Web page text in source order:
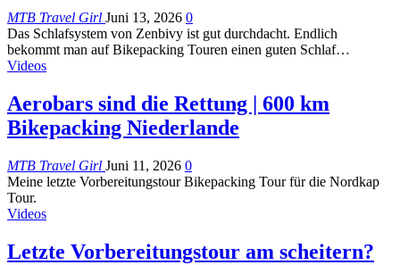
MTB Travel Girl Juni 13, 2026 0
Das Schlafsystem von Zenbivy ist gut durchdacht. Endlich
bekommt man auf Bikepacking Touren einen guten Schlaf…
Videos
Aerobars sind die Rettung | 600 km
Bikepacking Niederlande
MTB Travel Girl Juni 11, 2026 0
Meine letzte Vorbereitungstour Bikepacking Tour für die Nordkap
Tour.
Videos
Letzte Vorbereitungstour am scheitern?